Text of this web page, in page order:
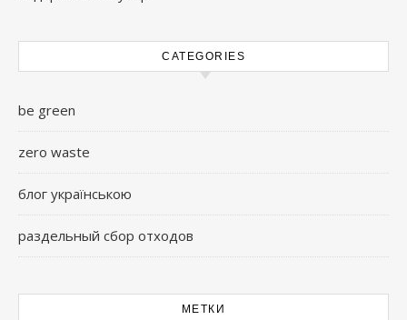
CATEGORIES
be green
zero waste
блог українською
раздельный сбор отходов
МЕТКИ